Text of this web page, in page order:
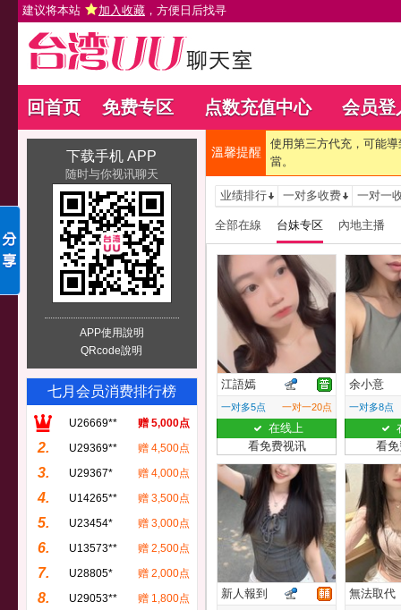
建议将本站 加入收藏 ，方便日后找寻
回首页 免费专区 点数充值中心 会员登
下载手机 APP
随时与你视讯聊天
APP使用說明
QRcode說明
七月会员消费排行榜
U26669** 赠 5,000点
2. U29369** 赠 4,500点
3. U29367* 赠 4,000点
4. U14265** 赠 3,500点
5. U23454* 赠 3,000点
6. U13573** 赠 2,500点
7. U28805* 赠 2,000点
8. U29053** 赠 1,800点
溫馨提醒
使用第三方代充，可能
當。
业绩排行 一对多收费 一对一
全部在線 台妹专区 內地主播
江語嫣
一对多5点 一对一20点
在线上
看免费视讯
余小意
一对多8点
看
新人報到 無法取代